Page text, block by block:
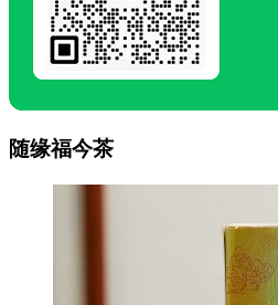
随缘福今茶